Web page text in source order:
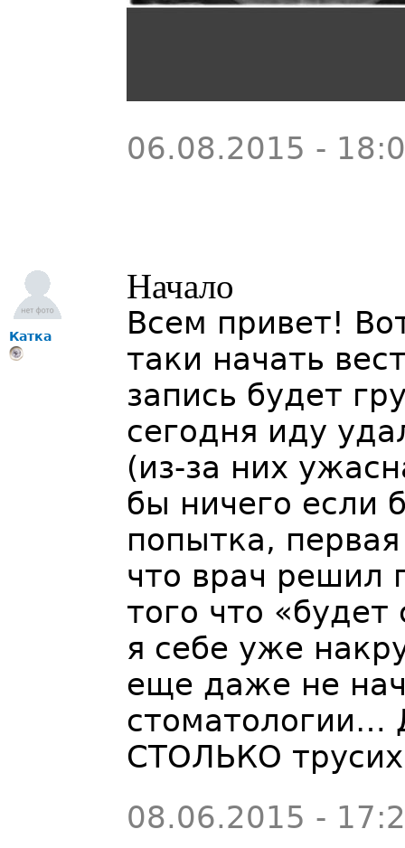
06.08.2015 -
Катка
Начало
Всем привет!
таки начать
запись будет
сегодня иду
(из-за них
бы ничего если
попытка,
что врач решил
того что
я себе уже
еще даже не
стоматологии…
СТОЛЬКО
08.06.2015 -